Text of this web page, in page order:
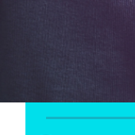
Do
como
criando